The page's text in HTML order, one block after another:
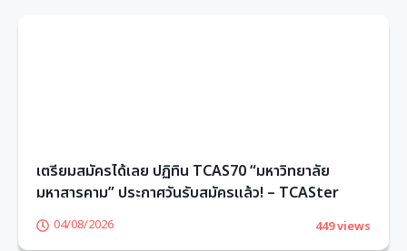
เตรียมสมัครได้เลย ปฏิทิน TCAS70 “มหาวิทยาลัย
มหาสารคาม” ประกาศวันรับสมัครแล้ว! – TCASter
04/08/2026 449 views